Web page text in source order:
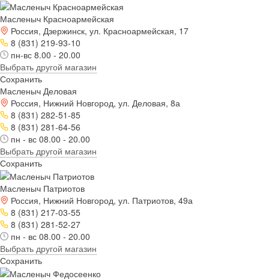
Масленыч Красноармейская
Россия, Дзержинск, ул. Красноармейская, 17
8 (831) 219-93-10
пн-вс 8.00 - 20.00
Выбрать другой магазин
Сохранить
Масленыч Деловая
Россия, Нижний Новгород, ул. Деловая, 8а
8 (831) 282-51-85
8 (831) 281-64-56
пн - вс 08.00 - 20.00
Выбрать другой магазин
Сохранить
Масленыч Патриотов
Россия, Нижний Новгород, ул. Патриотов, 49а
8 (831) 217-03-55
8 (831) 281-52-27
пн - вс 08.00 - 20.00
Выбрать другой магазин
Сохранить